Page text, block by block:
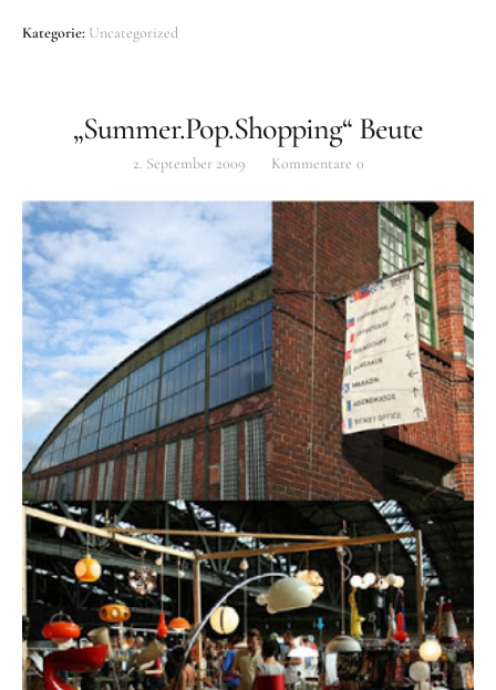
Kategorie: Uncategorized
„Summer.Pop.Shopping“ Beute
2. September 2009 Kommentare 0